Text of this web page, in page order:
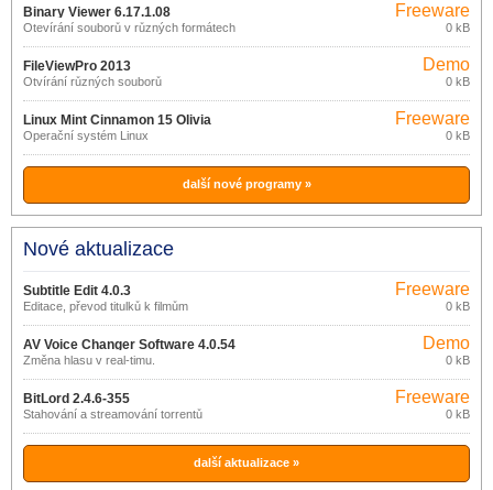
Binary Viewer 6.17.1.08
Otevírání souborů v různých formátech
Freeware
0 kB
FileViewPro 2013
Otvírání různých souborů
Demo
0 kB
Linux Mint Cinnamon 15 Olivia
Operační systém Linux
Freeware
0 kB
další nové programy »
Nové aktualizace
Subtitle Edit 4.0.3
Editace, převod titulků k filmům
Freeware
0 kB
AV Voice Changer Software 4.0.54
Změna hlasu v real-timu.
Demo
0 kB
BitLord 2.4.6-355
Stahování a streamování torrentů
Freeware
0 kB
další aktualizace »